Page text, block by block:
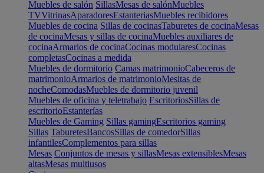
Muebles de salón SillasMesas de salónMuebles
TVVitrinasAparadoresEstanteriasMuebles recibidores
Muebles de cocina Sillas de cocinasTaburetes de cocinaMesas
de cocinaMesas y sillas de cocinaMuebles auxiliares de
cocinaArmarios de cocinaCocinas modularesCocinas
completasCocinas a medida
Muebles de dormitorio Camas matrimonioCabeceros de
matrimonioArmarios de matrimonioMesitas de
nocheComodasMuebles de dormitorio juvenil
Muebles de oficina y teletrabajo EscritoriosSillas de
escritorioEstanterías
Muebles de Gaming Sillas gamingEscritorios gaming
Sillas TaburetesBancosSillas de comedorSillas
infantilesComplementos para sillas
Mesas Conjuntos de mesas y sillasMesas extensiblesMesas
altasMesas multiusos